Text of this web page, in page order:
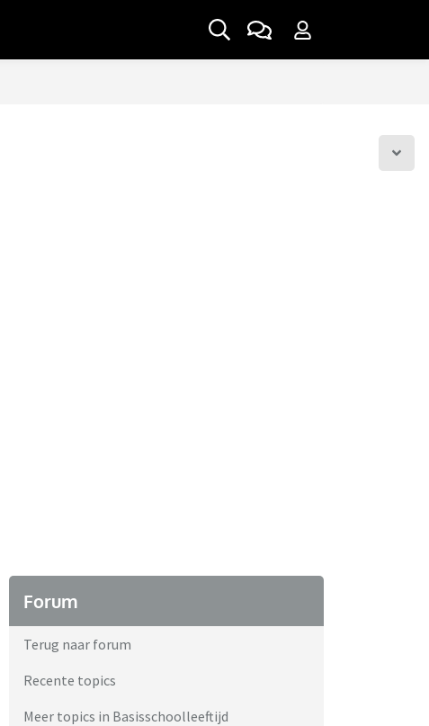
Forum
Terug naar forum
Recente topics
Meer topics in Basisschoolleeftijd